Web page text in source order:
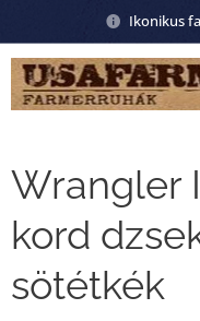
Ikonikus
Wrangler
kord
sötétkék